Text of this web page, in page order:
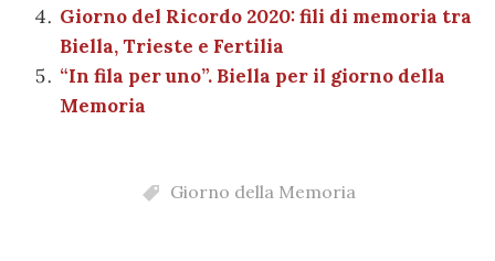
Giorno del Ricordo 2020: fili di memoria tra
Biella, Trieste e Fertilia
“In fila per uno”. Biella per il giorno della
Memoria
Giorno della Memoria